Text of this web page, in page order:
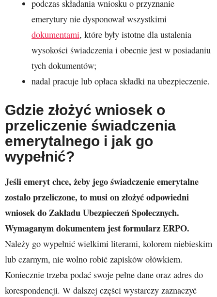
podczas składania wniosku o przyznanie
emerytury nie dysponował wszystkimi
dokumentami, które były istotne dla ustalenia
wysokości świadczenia i obecnie jest w posiadaniu
tych dokumentów;
nadal pracuje lub opłaca składki na ubezpieczenie.
Gdzie złożyć wniosek o
przeliczenie świadczenia
emerytalnego i jak go
wypełnić?
Jeśli emeryt chce, żeby jego świadczenie emerytalne
zostało przeliczone, to musi on złożyć odpowiedni
wniosek do Zakładu Ubezpieczeń Społecznych.
Wymaganym dokumentem jest formularz ERPO.
Należy go wypełnić wielkimi literami, kolorem niebieskim
lub czarnym, nie wolno robić zapisków ołówkiem.
Koniecznie trzeba podać swoje pełne dane oraz adres do
korespondencji. W dalszej części wystarczy zaznaczyć